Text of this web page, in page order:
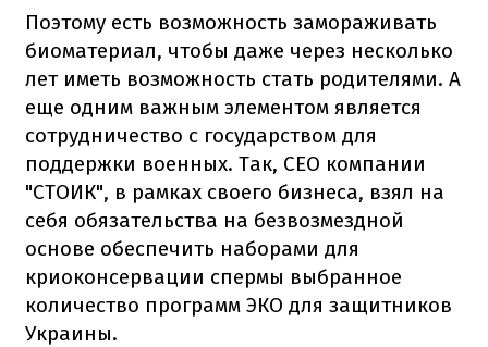
Поэтому есть возможность замораживать
биоматериал, чтобы даже через несколько
лет иметь возможность стать родителями. А
еще одним важным элементом является
сотрудничество с государством для
поддержки военных. Так, СЕО компании
"СТОИК", в рамках своего бизнеса, взял на
себя обязательства на безвозмездной
основе обеспечить наборами для
криоконсервации спермы выбранное
количество программ ЭКО для защитников
Украины.